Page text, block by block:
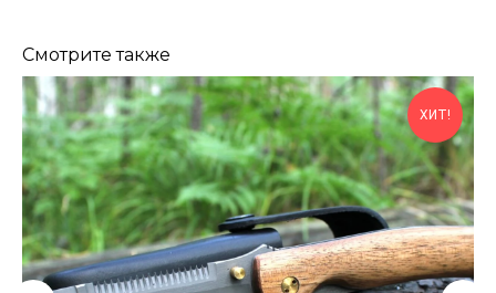
Смотрите также
ХИТ!
КОНТАКТЫ
Консультации по телефону и онлайн.
Будем рады продемонстрировать вам
нашу продукцию. Позвоните нам или